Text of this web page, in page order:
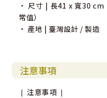
• 尺寸 | 長41 x 寬30
常值）
• 產地 | 臺灣設計 / 製造
注意事項
❘ 注意事項 ❘